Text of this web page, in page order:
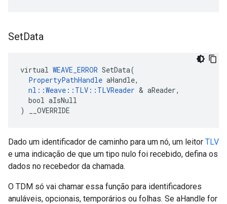
SetData
virtual WEAVE_ERROR SetData(
PropertyPathHandle aHandle,
nl::Weave::TLV::TLVReader & aReader,
  bool aIsNull
) __OVERRIDE
Dado um identificador de caminho para um nó, um leitor TLV
e uma indicação de que um tipo nulo foi recebido, defina os
dados no recebedor da chamada.
O TDM só vai chamar essa função para identificadores
anuláveis, opcionais, temporários ou folhas. Se aHandle for